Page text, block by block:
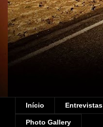
Início Entrevistas
Photo Gallery